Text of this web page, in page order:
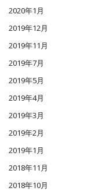
2020年1月
2019年12月
2019年11月
2019年7月
2019年5月
2019年4月
2019年3月
2019年2月
2019年1月
2018年11月
2018年10月